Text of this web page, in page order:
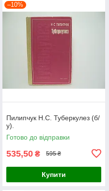
–10%
Пилипчук Н.С. Туберкулез (б/
у).
Готово до відправки
535,50 ₴ 595 ₴
Купити